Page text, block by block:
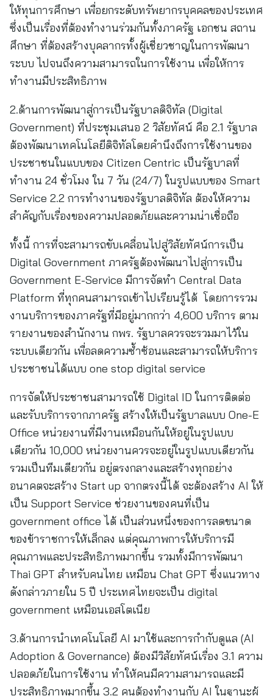
ให้ทุนการศึกษา เพื่อยกระดับทรัพยากรบุคคลของประเทศ
ซึ่งเป็นเรื่องที่ต้องทำงานร่วมกันทั้งภาครัฐ เอกชน สถาน
ศึกษา ที่ต้องสร้างบุคลากรทั้งผู้เชี่ยวชาญในการพัฒนา
ระบบ ไปจนถึงความสามารถในการใช้งาน เพื่อให้การ
ทำงานมีประสิทธิภาพ
2.ด้านการพัฒนาสู่การเป็นรัฐบาลดิจิทัล (Digital
Government) ที่ประชุมเสนอ 2 วิสัยทัศน์ คือ 2.1 รัฐบาล
ต้องพัฒนาเทคโนโลยีดิจิทัลโดยคำนึงถึงการใช้งานของ
ประชาชนในแบบของ Citizen Centric เป็นรัฐบาลที่
ทำงาน 24 ชั่วโมง ใน 7 วัน (24/7) ในรูปแบบของ Smart
Service 2.2 การทำงานของรัฐบาลดิจิทัล ต้องให้ความ
สำคัญกับเรื่องของความปลอดภัยและความน่าเชื่อถือ
ทั้งนี้ การที่จะสามารถขับเคลื่อนไปสู่วิสัยทัศน์การเป็น
Digital Government ภาครัฐต้องพัฒนาไปสู่การเป็น
Government E-Service มีการจัดทำ Central Data
Platform ที่ทุกคนสามารถเข้าไปเรียนรู้ได้ โดยการรวม
งานบริการของภาครัฐที่มีอยู่มากกว่า 4,600 บริการ ตาม
รายงานของสำนักงาน กพร. รัฐบาลควรจะรวมมาไว้ใน
ระบบเดียวกัน เพื่อลดความซ้ำซ้อนและสามารถให้บริการ
ประชาชนได้แบบ one stop digital service
การจัดให้ประชาชนสามารถใช้ Digital ID ในการติดต่อ
และรับบริการจากภาครัฐ สร้างให้เป็นรัฐบาลแบบ One-E
Office หน่วยงานที่มีงานเหมือนกันให้อยู่ในรูปแบบ
เดียวกัน 10,000 หน่วยงานควรจะอยู่ในรูปแบบเดียวกัน
รวมเป็นทีมเดียวกัน อยู่ตรงกลางและสร้างทุกอย่าง
อนาคตจะสร้าง Start up จากตรงนี้ได้ จะต้องสร้าง AI ให้
เป็น Support Service ช่วยงานของคนที่เป็น
government office ได้ เป็นส่วนหนึ่งของการลดขนาด
ของข้าราชการให้เล็กลง แต่คุณภาพการให้บริการมี
คุณภาพและประสิทธิภาพมากขึ้น รวมทั้งมีการพัฒนา
Thai GPT สำหรับคนไทย เหมือน Chat GPT ซึ่งแนวทาง
ดังกล่าวภายใน 5 ปี ประเทศไทยจะเป็น digital
government เหมือนเอสโตเนีย
3.ด้านการนำเทคโนโลยี AI มาใช้และการกำกับดูแล (AI
Adoption & Governance) ต้องมีวิสัยทัศน์เรื่อง 3.1 ความ
ปลอดภัยในการใช้งาน ทำให้คนมีความสามารถและมี
ประสิทธิภาพมากขึ้น 3.2 คนต้องทำงานกับ AI ในฐานะผู้